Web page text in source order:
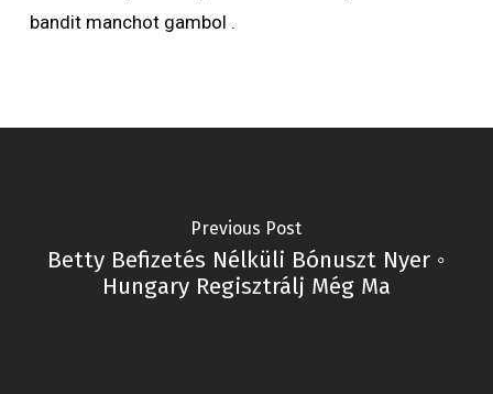
bandit manchot gambol .
Previous Post
Betty Befizetés Nélküli Bónuszt Nyer ◦
Hungary Regisztrálj Még Ma